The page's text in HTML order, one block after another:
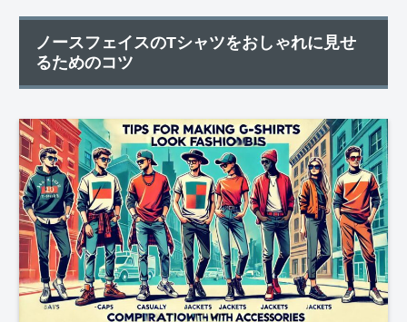
ノースフェイスのTシャツをおしゃれに見せ
るためのコツ